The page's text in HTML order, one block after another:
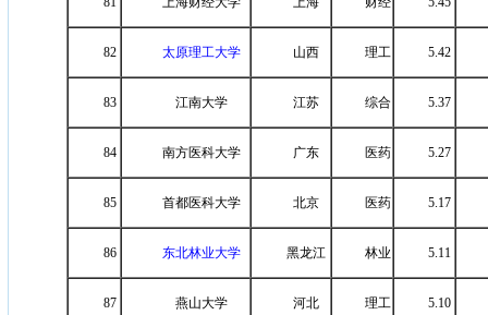
82 太原理工大学 山西 理工 5.42
83 江南大学 江苏 综合 5.37
84 南方医科大学 广东 医药 5.27
85 首都医科大学 北京 医药 5.17
86 东北林业大学 黑龙江 林业 5.11
87 燕山大学 河北 理工 5.10